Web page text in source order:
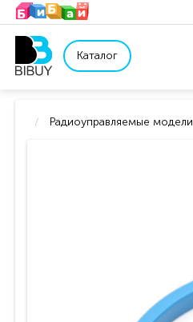
Каталог
Радиоуправляемые модели